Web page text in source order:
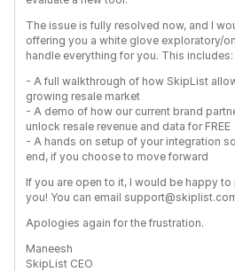
The issue is fully resolved now, and I
offering you a white glove exploratory/
handle everything for you. This includes:
- A full walkthrough of how SkipList
growing resale market
- A demo of how our current brand
unlock resale revenue and data for FREE
- A hands on setup of your integration
end, if you choose to move forward
If you are open to it, I would be happy
you! You can email
Apologies again for the frustration.
Maneesh
SkipList CEO